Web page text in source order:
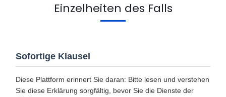
Einzelheiten des Falls
Sofortige Klausel
Diese Plattform erinnert Sie daran: Bitte lesen und verstehen
Sie diese Erklärung sorgfältig, bevor Sie die Dienste der